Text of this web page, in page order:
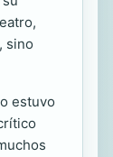
sino
estuvo